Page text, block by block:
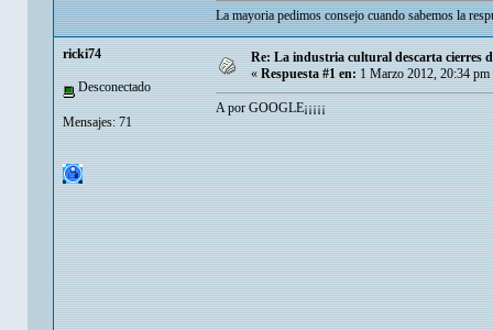
La mayoria pedimos consejo cuando sabemos la
ricki74
Desconectado
Mensajes: 71
Re: La industria cultural descarta cierres
« Respuesta #1 en: 1 Marzo 2012, 20:34 pm
A por GOOGLE¡¡¡¡¡